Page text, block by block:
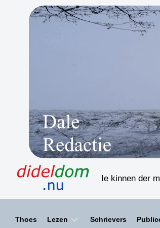
Ie kinnen der
Thoes Lezen Schrievers